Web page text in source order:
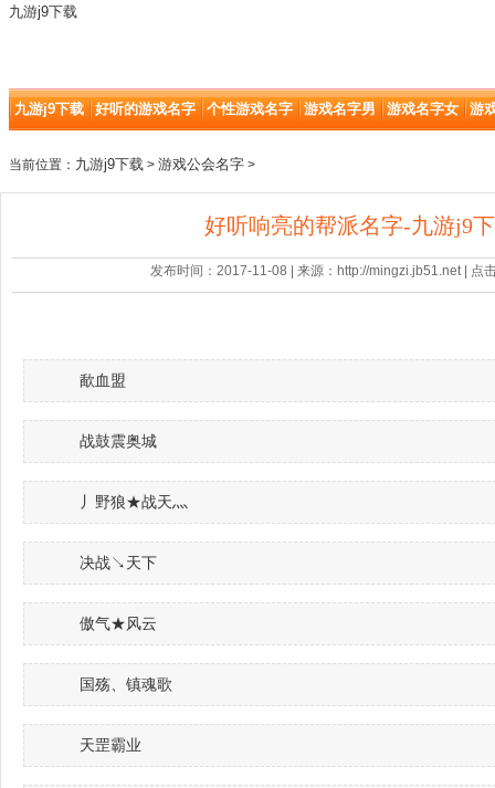
九游j9下载
九游j9下载 好听的游戏名字 个性游戏名字 游戏名字男 游戏名字女 游
当前位置： 九游j9下载 > 游戏公会名字 >
好听响亮的帮派名字-九游j9
发布时间：2017-11-08 | 来源：http://mingzi.jb51.net | 点
歃血盟
战鼓震奥城
丿野狼★战天灬
决战↘天下
傲气★风云
国殇、镇魂歌
天罡霸业